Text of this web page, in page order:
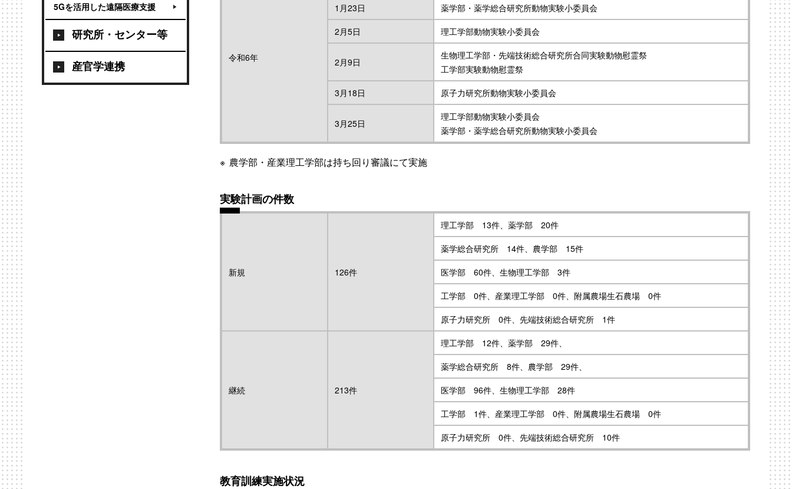
5Gを活用した遠隔医療支援
研究所・センター等
産官学連携
令和6年
1月23日
薬学部・薬学総合研究所動物実験小委員会
2月5日
理工学部動物実験小委員会
2月9日
生物理工学部・先端技術総合研究所合同実験動物慰霊祭
工学部実験動物慰霊祭
3月18日
原子力研究所動物実験小委員会
3月25日
理工学部動物実験小委員会
薬学部・薬学総合研究所動物実験小委員会
農学部・産業理工学部は持ち回り審議にて実施
実験計画の件数
新規 126件
理工学部 13件、薬学部 20件
薬学総合研究所 14件、農学部 15件
医学部 60件、生物理工学部 3件
工学部 0件、産業理工学部 0件、附属農場生石農場 0件
原子力研究所 0件、先端技術総合研究所 1件
継続 213件
理工学部 12件、薬学部 29件、
薬学総合研究所 8件、農学部 29件、
医学部 96件、生物理工学部 28件
工学部 1件、産業理工学部 0件、附属農場生石農場 0件
原子力研究所 0件、先端技術総合研究所 10件
教育訓練実施状況